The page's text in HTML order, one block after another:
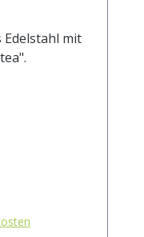
mit